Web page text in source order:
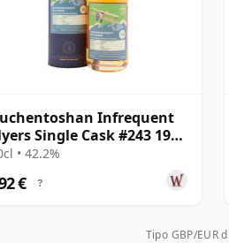
Infrequent
Single Cask #243 1993
años
• 42.2%
€ ?
Tipo GBP/EUR